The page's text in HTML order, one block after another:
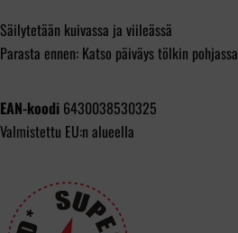
Säilytetään kuivassa ja viileässä
Parasta ennen: Katso päiväys tölkin pohjassa
EAN-koodi 6430038530325
Valmistettu EU:n alueella